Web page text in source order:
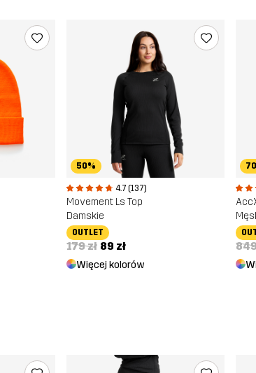
50%
4.7 (137)
Movement Ls Top
Damskie
OUTLET
179 zł 89 zł
Więcej kolorów